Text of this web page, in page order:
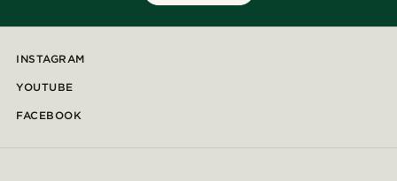
INSTAGRAM
YOUTUBE
FACEBOOK